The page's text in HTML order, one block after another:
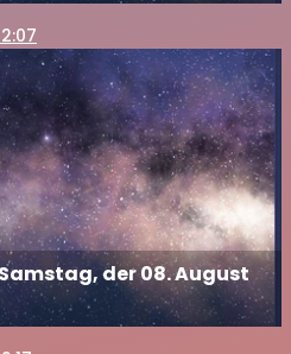
der 08. August